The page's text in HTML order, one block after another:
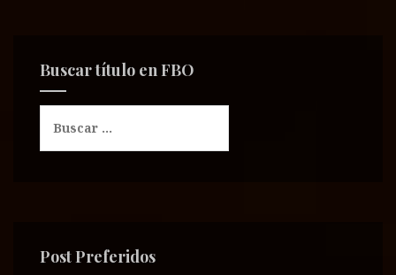
Buscar título en FBO
s
Post Preferidos